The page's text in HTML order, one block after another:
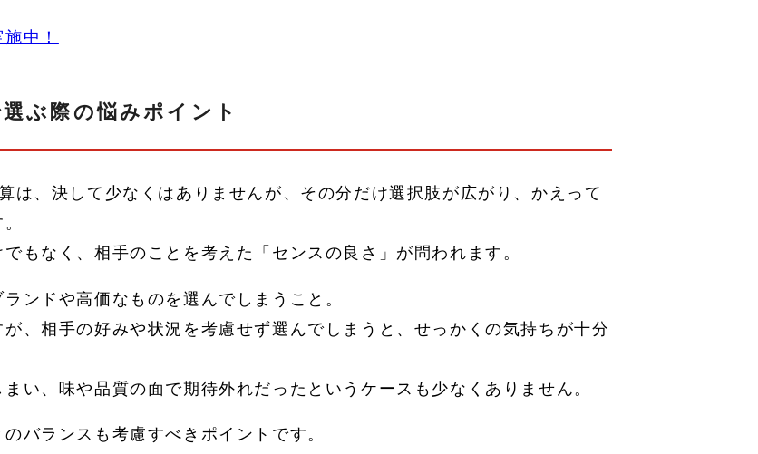
中！
ぶ際の悩みポイント
は、決して少なくはありませんが、その分だけ選択肢が広がり、かえって
もなく、相手のことを考えた「センスの良さ」が問われます。
ンドや高価なものを選んでしまうこと。
、相手の好みや状況を考慮せず選んでしまうと、せっかくの気持ちが十分
い、味や品質の面で期待外れだったというケースも少なくありません。
バランスも考慮すべきポイントです。